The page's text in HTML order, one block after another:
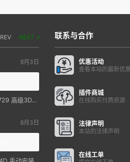
NEXT
8月3日
3D特效软件
8月3日
联系与合作
优惠活动
查看本站的最新优惠
插件商城
在线购买付费资源
法律声明
本站的法律声明
在线工单